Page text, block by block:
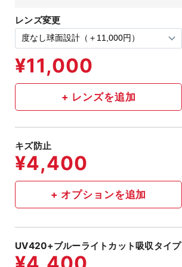
レンズ変更
キズ防止
UV420+ブルーライトカット吸収タイプ